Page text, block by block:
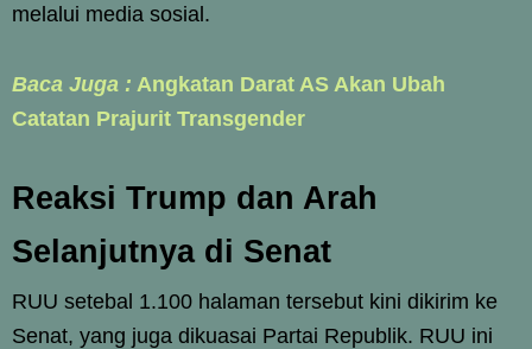
melalui media sosial.
Baca Juga : Angkatan Darat AS Akan Ubah
Catatan Prajurit Transgender
Reaksi Trump dan Arah
Selanjutnya di Senat
RUU setebal 1.100 halaman tersebut kini dikirim ke
Senat, yang juga dikuasai Partai Republik. RUU ini